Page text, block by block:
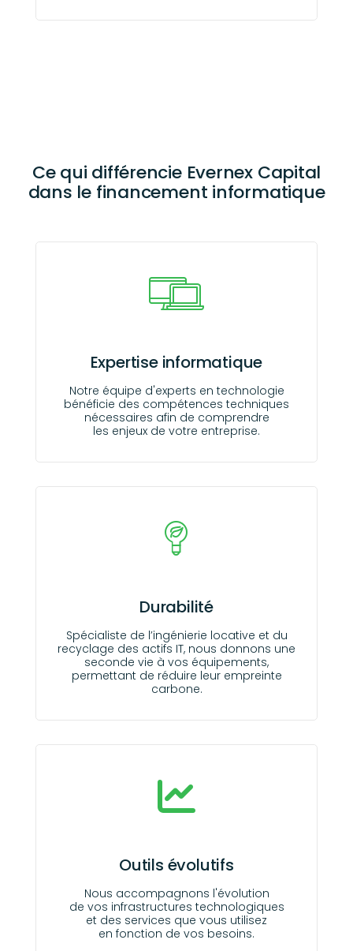
Ce qui différencie Evernex Capital
dans le financement informatique
Expertise informatique
Notre équipe d'experts en technologie
bénéficie des compétences techniques
nécessaires afin de comprendre
les enjeux de votre entreprise.
Durabilité
Spécialiste de l’ingénierie locative et du
recyclage des actifs IT, nous donnons une
seconde vie à vos équipements,
permettant de réduire leur empreinte
carbone.
Outils évolutifs
Nous accompagnons l'évolution
de vos infrastructures technologiques
et des services que vous utilisez
en fonction de vos besoins.